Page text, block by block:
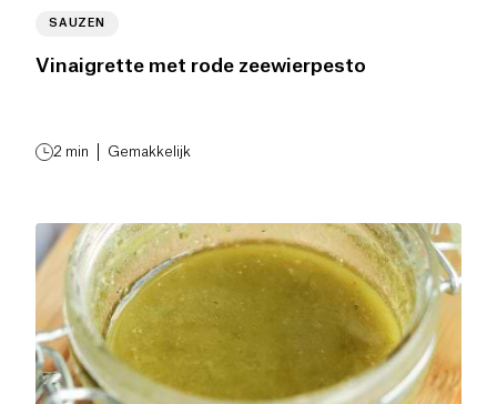
SAUZEN
Vinaigrette met rode zeewierpesto
2 min Gemakkelijk